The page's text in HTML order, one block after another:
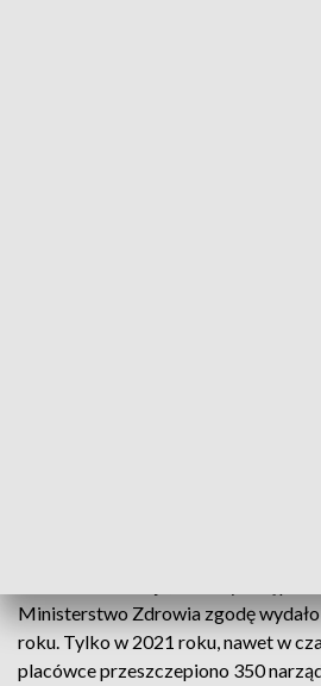
Ministerstwo Zdrowia zgodę
roku. Tylko w 2021 roku, nawet w
placówce przeszczepiono 350